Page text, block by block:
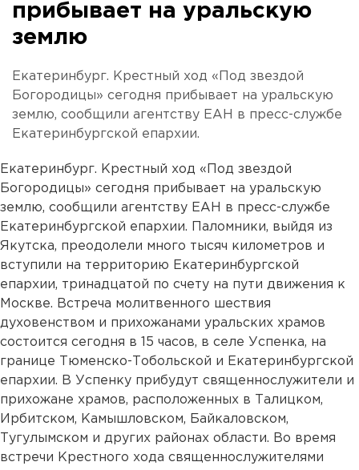
прибывает на уральскую
землю
Екатеринбург. Крестный ход «Под звездой
Богородицы» сегодня прибывает на уральскую
землю, сообщили агентству ЕАН в пресс-службе
Екатеринбургской епархии.
Екатеринбург. Крестный ход «Под звездой
Богородицы» сегодня прибывает на уральскую
землю, сообщили агентству ЕАН в пресс-службе
Екатеринбургской епархии. Паломники, выйдя из
Якутска, преодолели много тысяч километров и
вступили на территорию Екатеринбургской
епархии, тринадцатой по счету на пути движения к
Москве. Встреча молитвенного шествия
духовенством и прихожанами уральских храмов
состоится сегодня в 15 часов, в селе Успенка, на
границе Тюменско-Тобольской и Екатеринбургской
епархии. В Успенку прибудут священнослужители и
прихожане храмов, расположенных в Талицком,
Ирбитском, Камышловском, Байкаловском,
Тугулымском и других районах области. Во время
встречи Крестного хода священнослужителями